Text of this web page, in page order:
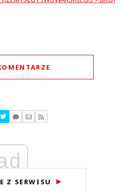
Janick
/ 14:25
by the moderator on the site
Z SERWISU